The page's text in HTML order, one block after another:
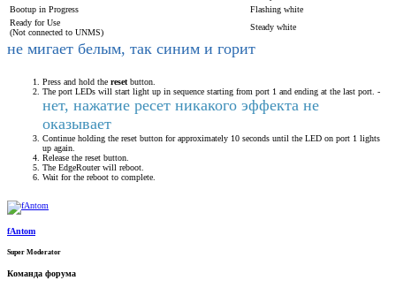
Bootup in Progress
Flashing white
Ready for Use
(Not connected to UNMS)
Steady white
не мигает белым, так синим и горит
Press and hold the reset button.
The port LEDs will start light up in sequence starting from port 1 and ending at the last port. -
нет, нажатие ресет никакого эффекта не
оказывает
Continue holding the reset button for approximately 10 seconds until the LED on port 1 lights
up again.
Release the reset button.
The EdgeRouter will reboot.
Wait for the reboot to complete.
fAntom
Super Moderator
Команда форума